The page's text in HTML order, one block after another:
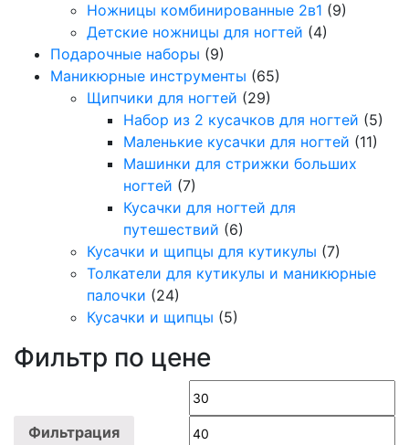
Ножницы комбинированные 2в1 (9)
Детские ножницы для ногтей (4)
Подарочные наборы (9)
Маникюрные инструменты (65)
Щипчики для ногтей (29)
Набор из 2 кусачков для ногтей (5)
Маленькие кусачки для ногтей (11)
Машинки для стрижки больших
ногтей (7)
Кусачки для ногтей для
путешествий (6)
Кусачки и щипцы для кутикулы (7)
Толкатели для кутикулы и маникюрные
палочки (24)
Кусачки и щипцы (5)
Фильтр по цене
Минимальная
Фильтрация